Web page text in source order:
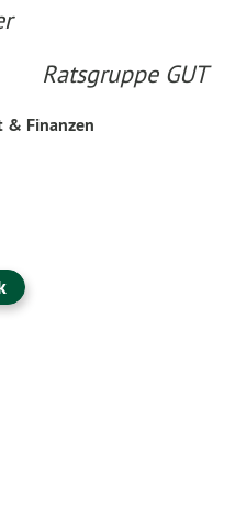
Ratsgruppe GUT
& Finanzen